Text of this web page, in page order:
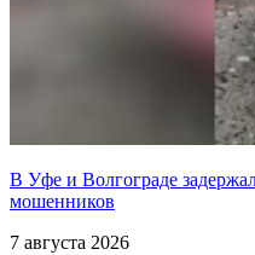
В Уфе и Волгограде
мошенников
7 августа 2026